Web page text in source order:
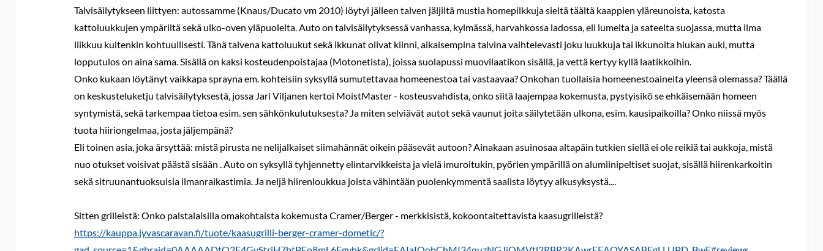
Talvisäilytykseen liittyen: autossamme (Knaus/Ducato vm 2010) löytyi jälleen talven jäljiltä mustia homepilkkuja sieltä täältä kaappien yläreunoista, katosta
kattoluukkujen ympäriltä sekä ulko-oven yläpuolelta. Auto on talvisäilytyksessä vanhassa, kylmässä, harvahkossa ladossa, eli lumelta ja sateelta suojassa, mutta ilma
liikkuu kuitenkin kohtuullisesti. Tänä talvena kattoluukut sekä ikkunat olivat kiinni, aikaisempina talvina vaihtelevasti joku luukkuja tai ikkunoita hiukan auki, mutta
lopputulos on aina sama. Sisällä on kaksi kosteudenpoistajaa (Motonetista), joissa suolapussi muovilaatikon sisällä, ja vettä kertyy kyllä laatikkoihin.
Onko kukaan löytänyt vaikkapa sprayna em. kohteisiin syksyllä sumutettavaa homeenestoa tai vastaavaa? Onkohan tuollaisia homeenestoaineita yleensä olemassa? Täällä
on keskusteluketju talvisäilytyksestä, jossa Jari Viljanen kertoi MoistMaster - kosteusvahdista, onko siitä laajempaa kokemusta, pystyisikö se ehkäisemään homeen
syntymistä, sekä tarkempaa tietoa esim. sen sähkönkulutuksesta? Ja miten selviävät autot sekä vaunut joita säilytetään ulkona, esim. kausipaikoilla? Onko niissä myös
tuota hiiriongelmaa, josta jäljempänä?
Eli toinen asia, joka ärsyttää: mistä pirusta ne nelijalkaiset siimahännät oikein pääsevät autoon? Ainakaan asuinosaa altapäin tutkien siellä ei ole reikiä tai aukkoja, mistä
nuo otukset voisivat päästä sisään . Auto on syksyllä tyhjennetty elintarvikkeista ja vielä imuroitukin, pyörien ympärillä on alumiinipeltiset suojat, sisällä hiirenkarkoitin
sekä sitruunantuoksuisia ilmanraikastimia. Ja neljä hiirenloukkua joista vähintään puolenkymmentä saalista löytyy alkusyksystä....
Sitten grilleistä: Onko palstalaisilla omakohtaista kokemusta Cramer/Berger - merkkisistä, kokoontaitettavista kaasugrilleistä?
https://kauppa.jyvascaravan.fi/tuote/kaasugrilli-berger-cramer-dometic/?